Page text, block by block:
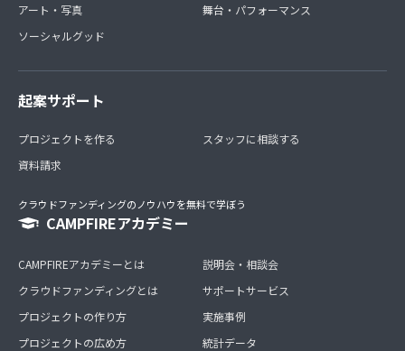
アート・写真
ソーシャルグッド
舞台・パフォーマンス
起案サポート
プロジェクトを作る
資料請求
スタッフに相談する
クラウドファンディングのノウハウを無料で学ぼう
CAMPFIREアカデミー
CAMPFIREアカデミーとは
クラウドファンディングとは
プロジェクトの作り方
プロジェクトの広め方
説明会・相談会
サポートサービス
実施事例
統計データ